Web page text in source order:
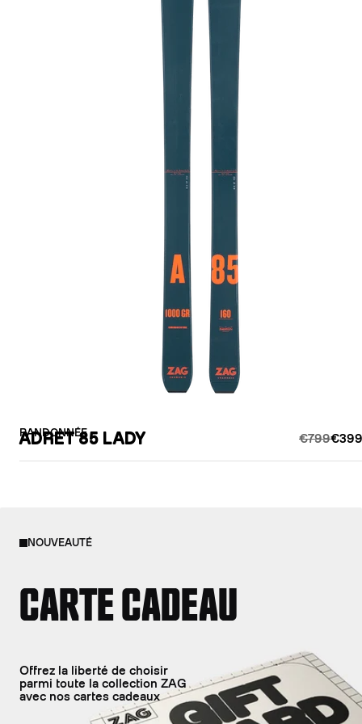
RANDONNÉE
ADRET 85 LADY €799
NOUVEAUTÉ
CARTE CADEAU
Offrez la liberté de choisir
parmi toute la collection ZAG
avec nos cartes cadeaux